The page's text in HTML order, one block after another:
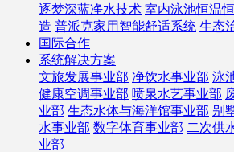
逐梦深蓝净水技术 室内泳池恒温
造 普派克家用智能舒适系统 生态
国际合作
系统解决方案
文旅发展事业部 净饮水事业部 泳
健康空调事业部 喷泉水艺事业部
业部 生态水体与海洋馆事业部 别
水事业部 数字体育事业部 二次供
业部